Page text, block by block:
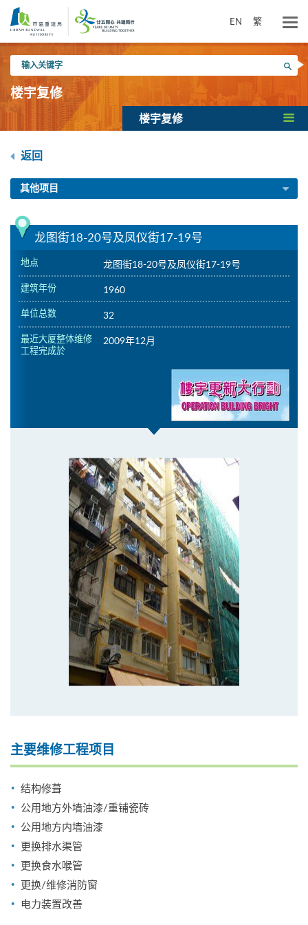
内
EN 繁
入
关
键
搜寻
楼宇复修
楼宇复修
返回
其他项目
龙图街18-20号及凤仪街17-19号
地点 龙图街18-20号及凤仪街17-19号
建筑年份 1960
单位总数 32
最近大厦整体维修
工程完成於
2009年12月
主要维修工程项目
结构修葺
公用地方外墙油漆/重铺瓷砖
公用地方内墙油漆
更换排水渠管
更换食水喉管
更换/维修消防窗
电力装置改善